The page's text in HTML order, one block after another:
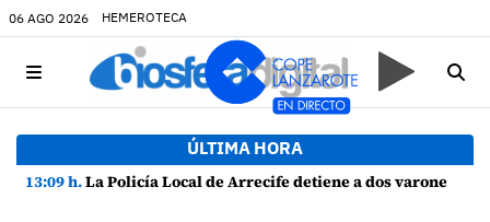
06 AGO 2026 HEMEROTECA
ÚLTIMA HORA
13:09 h.La Policía Local de Arrecife detiene a dos varones por altercado y amenazas con arma blanca